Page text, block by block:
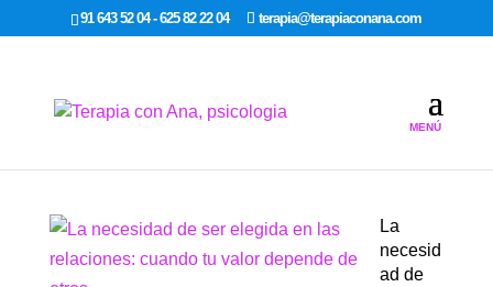
google-site-verification: google7dcda757e565a307.html
91 643 52 04 - 625 82 22 04 terapia@terapiaconana.com
La
necesid
ad de